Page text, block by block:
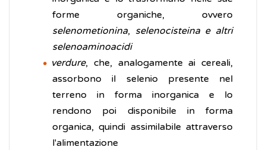
forme organiche, ovvero
selenometionina, selenocisteina e altri
selenoaminoacidi
verdure, che, analogamente ai cereali,
assorbono il selenio presente nel
terreno in forma inorganica e lo
rendono poi disponibile in forma
organica, quindi assimilabile attraverso
l'alimentazione